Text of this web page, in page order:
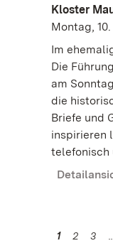
Kloster
Montag,
Im
Die
am
die
Briefe und
inspirieren
telefonisch
1 2 3